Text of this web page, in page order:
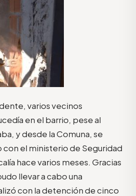
varios vecinos
en el barrio, pese al
y desde la Comuna, se
el ministerio de Seguridad
hace varios meses. Gracias
llevar a cabo una
con la detención de cinco